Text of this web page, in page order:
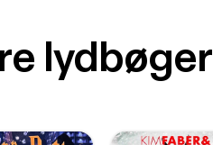
lydbøger